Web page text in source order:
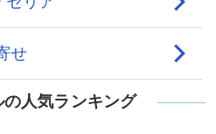
人気ランキング